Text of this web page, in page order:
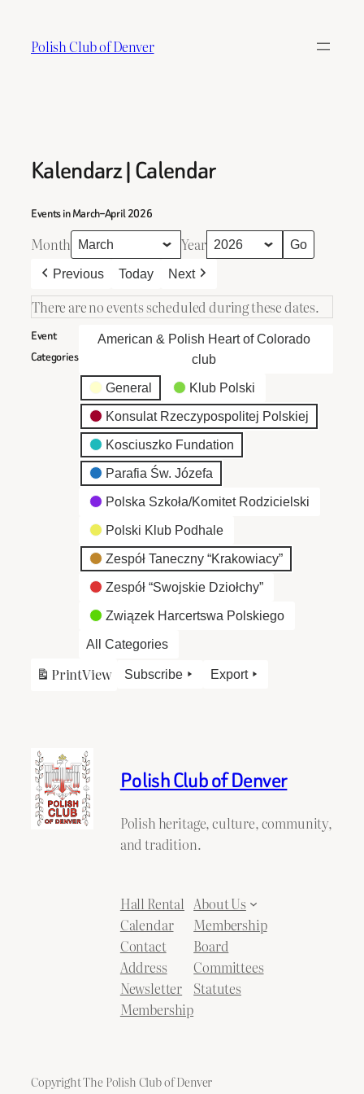
content
Polish Club of Denver
Kalendarz | Calendar
Events in March–April 2026
Month Year
Previous Today Next
There are no events scheduled during these dates.
Event
Categories
American & Polish Heart of Colorado
club
General Klub Polski
Konsulat Rzeczypospolitej Polskiej
Kosciuszko Fundation
Parafia Św. Józefa
Polska Szkoła/Komitet Rodzicielski
Polski Klub Podhale
Zespół Taneczny “Krakowiacy”
Zespół “Swojskie Dziołchy”
Związek Harcertswa Polskiego
All Categories
PrintView Subscribe Export
Polish Club of Denver
Polish heritage, culture, community,
and tradition.
Hall Rental
Calendar
Contact
Address
Newsletter
Membership
About Us
Membership
Board
Committees
Statutes
Copyright The Polish Club of Denver